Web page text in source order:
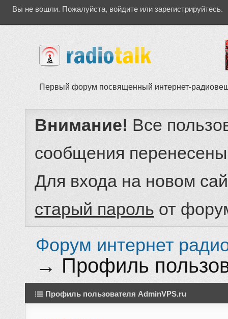
Вы не вошли. Пожалуйста, войдите или зарегистрируйтесь.
Первый форум посвященный интернет-
Внимание! Все
сообщения
Для входа на новом
старый пароль от
Форум интернет
→ Профиль
Профиль пользователя AdminVPS.ru